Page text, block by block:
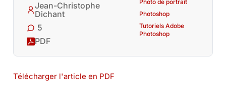
Jean-Christophe
Dichant
5
PDF
Photo de portrait
Photoshop
Tutoriels Adobe
Photoshop
Télécharger l'article en PDF